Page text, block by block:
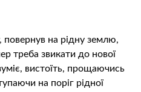
повернув на рідну землю,
треба звикати до нової
вистоїть, прощаючись
на поріг рідної